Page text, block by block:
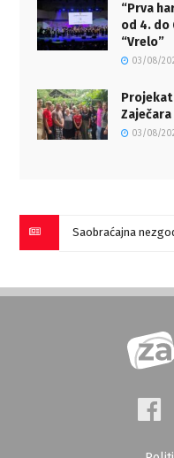
“Prva
od 4. do
“Vrelo”
03/08/
Projekat
03/08/